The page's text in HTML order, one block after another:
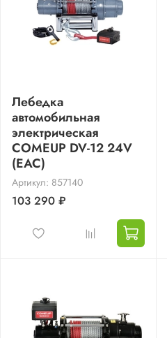
Лебедка
автомобильная
электрическая
COMEUP DV-12 24V
(EAC)
Артикул: 857140
103 290 ₽